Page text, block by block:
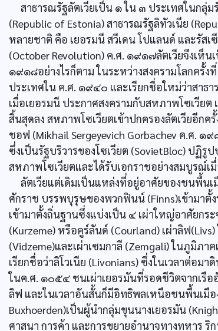
สาธารณรัฐลัตเวียเป็น ๑ ใน ๓ ประเทศในกลุ่
(Republic of Estonia) สาธารณรัฐลิทัวเนีย
หลายชาติ คือ เยอรมนี สวีเดน โปแลนด์ และรัสเ
(October Revolution) ค.ศ. ๑๙๑๗ลัตเวียจึงเห็
๑๙๑๘อย่างไรก็ตาม ในระหว่างสงครามโลกครั้
ประเทศใน ค.ศ. ๑๙๔๐ และเรียกชื่อใหม่ว่าสาธ
เมื่อเยอรมนี ประกาศสงครามกับสหภาพโซเวียต
สิ้นสุดลง สหภาพโซเวียตเข้าปกครองลัตเวียอีก
ชอฟ (Mikhail Sergeyevich Gorbachev ค.ศ.
ซึ่งเป็นรัฐบริวารของโซเวียต (SovietBloc) ปฏิ
สหภาพโซเวียตและได้รับเอกราชอย่างสมบูรณ์
ลัตเวียแต่เดิมเป็นแหล่งที่อยู่อาศัยของชนพื้น
ศักราช บรรพบุรุษของพวกฟินน์ (Finns)เข้ามาตั้
เข้ามาตั้งถิ่นฐานซึ่งแบ่งเป็น ๔ เผ่าใหญ่อาศัยกร
(Kurzeme) หรือคูร์ลันด์ (Courland) เผ่าลิฟ
(Vidzeme)และเผ่าเซมกาลี (Zemgali) ในภูมิภ
เรียกชื่อว่าลิโวเนีย (Livonians) ซึ่งในเวลาต่อ
ในค.ศ. ๑๐๕๔ ชนเผ่าเยอรมันที่รอดชีวิตจากเรื
ลิฟ และในเวลาอันสั้นก็มีอิทธิพลเหนือชนพื้นเมื
Buxhoerden)เป็นผู้นำกลุ่มขุนนางเยอรมัน
ศาสนา การค้า และการขยายอำนาจทางทหาร